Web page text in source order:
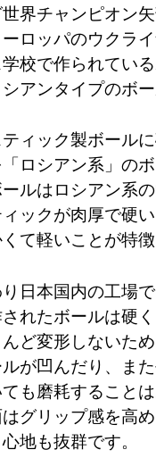
界チャンピオン
ロッパのウクラ
校で作られてい
アンタイプのボー
ィック製ボール
ロシアン系」の
ルはロシアン系
ックが肉厚で硬
て軽いことが特徴
日本国内の工場
れたボールは硬
ど変形しないた
が凹んだり、ま
も磨耗することは
グリップ感を高
地も抜群です。